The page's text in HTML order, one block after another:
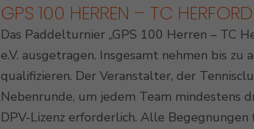
GPS 100 HERREN – TC HERFORD
Das Paddelturnier „GPS 100 Herren – TC
e.V. ausgetragen. Insgesamt nehmen bis
qualifizieren. Der Veranstalter, der
Nebenrunde, um jedem Team mindestens
DPV-Lizenz erforderlich. Alle
Indoor Padel Courts Outdoor Padel Courts